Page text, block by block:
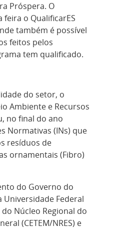
Próspera. O
feira o QualificarES
também é possível
feitos pelos
tem qualificado.
do setor, o
Ambiente e Recursos
no final do ano
Normativas (INs) que
resíduos de
ornamentais (Fibro)
do Governo do
Universidade Federal
Núcleo Regional do
(CETEM/NRES) e